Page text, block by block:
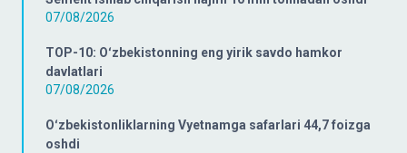
07/08/2026
TOP-10: Oʻzbekistonning eng yirik savdo hamkor
davlatlari
07/08/2026
Oʻzbekistonliklarning Vyetnamga safarlari 44,7 foizga
oshdi